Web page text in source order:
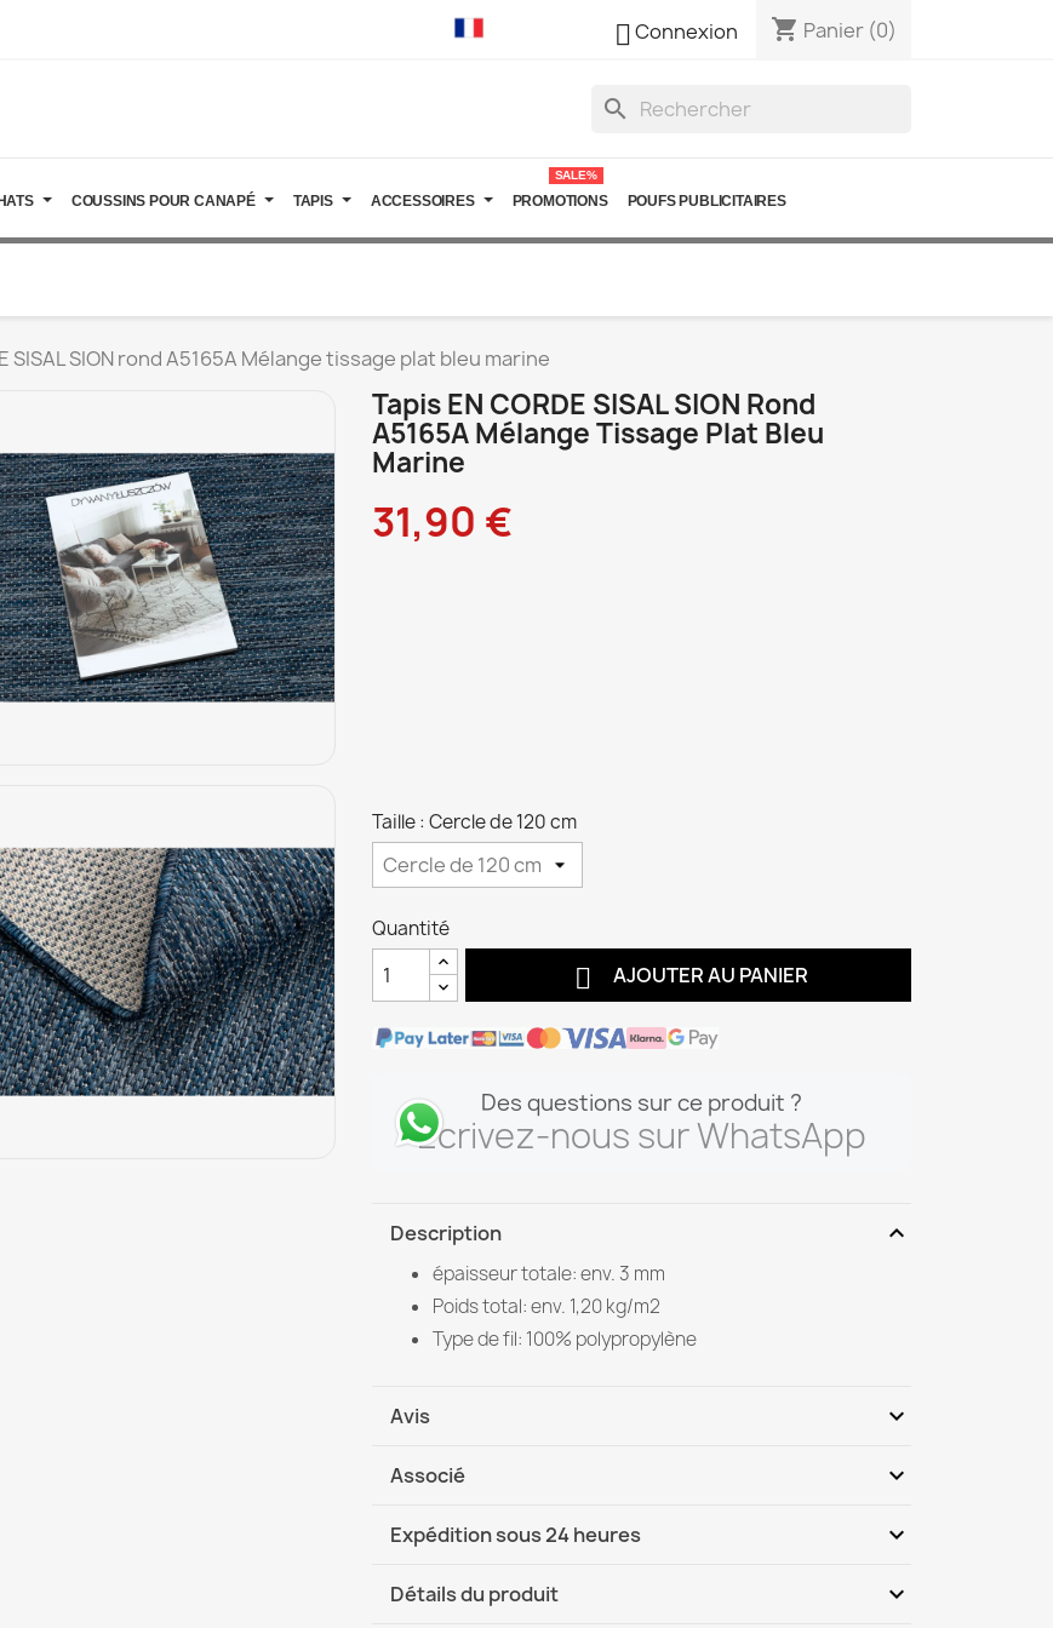
Connexion shopping_cart Panier (0)
search
COUSSINS POUR CANAPÉ TAPIS ACCESSOIRES PROMOTIONS
SALE%
POUFS PUBLICITAIRES
SISAL SION rond A5165A Mélange tissage plat bleu marine
Tapis EN CORDE SISAL SION Rond
A5165A Mélange Tissage Plat Bleu
Marine
31,90 €
Taille : Cercle de 120 cm
Quantité
 AJOUTER AU PANIER
Des questions sur ce produit ?
Écrivez-nous sur WhatsApp
Description expand_more
épaisseur totale: env. 3 mm
Poids total: env. 1,20 kg/m2
Type de fil: 100% polypropylène
Avis expand_more
Associé expand_more
Expédition sous 24 heures expand_more
DHL / GLS International
Détails du produit expand_more